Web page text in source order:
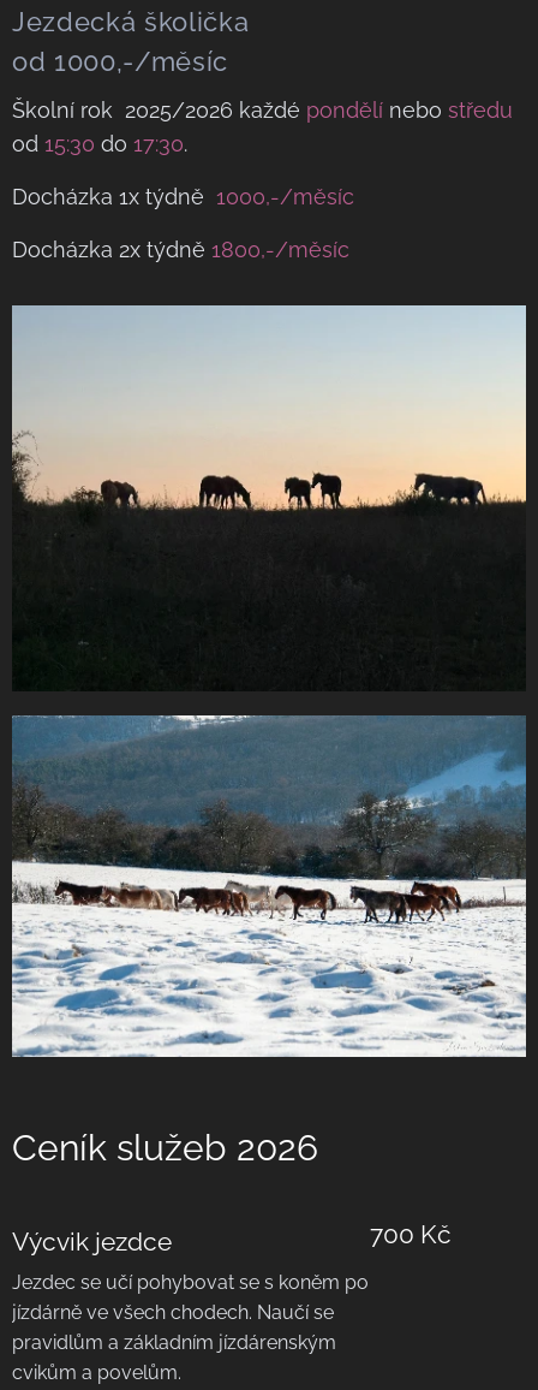
Jezdecká školička
od 1000,-/měsíc
Školní rok 2025/2026 každé pondělí nebo středu
od 15:30 do 17:30.
Docházka 1x týdně 1000,-/měsíc
Docházka 2x týdně 1800,-/měsíc
Ceník služeb 2026
Výcvik jezdce
Jezdec se učí pohybovat se s koněm po
jízdárně ve všech chodech. Naučí se
pravidlům a základním jízdárenským
cvikům a povelům.
700 Kč